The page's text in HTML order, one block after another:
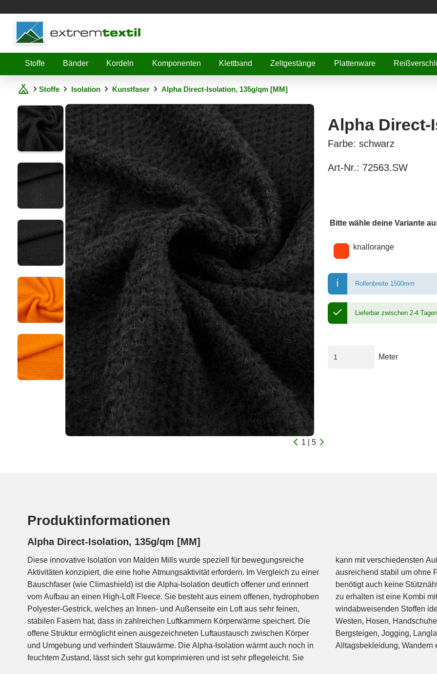
Shopware
Stoffe Bänder Kordeln Komponenten Klettband Zeltgestänge Plattenware
Stoffe Isolation Kunstfaser Alpha Direct-Isolation, 135g/qm [MM]
1 | 5
Alpha Direct-
Farbe: schwarz
Art-Nr.: 72563.SW
Bitte wähle deine Variante
Wähle eine Farbe
knallorange
Rollenbreite 1500mm
Lieferbar zwischen 2-4 Tagen
Meter
Produktinformationen
Alpha Direct-Isolation, 135g/qm [MM]
Diese innovative Isolation von Malden Mills wurde speziell für bewegungsreiche
Aktivitäten konzipiert, die eine hohe Atmungsaktivität erfordern. Im Vergleich zu einer
Bauschfaser (wie Climashield) ist die Alpha-Isolation deutlich offener und erinnert
vom Aufbau an einen High-Loft Fleece. Sie besteht aus einem offenen, hydrophoben
Polyester-Gestrick, welches an Innen- und Außenseite ein Loft aus sehr feinen,
stabilen Fasern hat, dass in zahlreichen Luftkammern Körperwärme speichert. Die
offene Struktur ermöglicht einen ausgezeichneten Luftaustausch zwischen Körper
und Umgebung und verhindert Stauwärme. Die Alpha-Isolation wärmt auch noch in
feuchtem Zustand, lässt sich sehr gut komprimieren und ist sehr pflegeleicht. Sie
kann mit verschiedensten Außen- und Innenstoffen kombiniert werden und ist sogar
ausreichend stabil um ohne Futter verarbeitet zu werden. Die Alpha-Isolation
benötigt auch keine Stütznähte. Um maximal leichte und atmungsaktive Bekleidung
zu erhalten ist eine Kombi mit sehr leichten und hoch atmungsaktiven,
windabweisenden Stoffen ideal. Perfekte Einsatzgebiete sind leichte Jacken,
Westen, Hosen, Handschuhe oder Mützen für winterlichen Ausdauersport, z.B. für
Bergsteigen, Jogging, Langlaufen oder Skitourengehen. Aber natürlich auch ideal für
Alltagsbekleidung, Wandern